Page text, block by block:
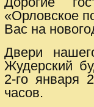
«Орловское
Вас на
Двери
Жудерский
2-го января
часов.